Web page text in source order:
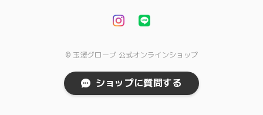
© 玉澤グローブ 公式オンラインショップ
ショップに質問する